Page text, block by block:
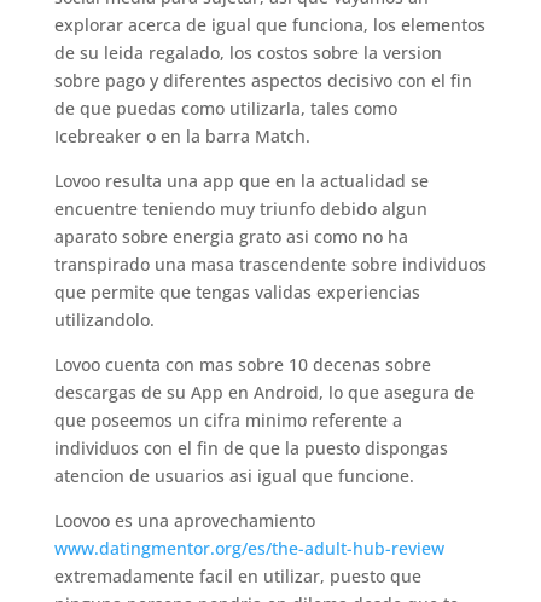
explorar acerca de igual que funciona, los elementos
de su leida regalado, los costos sobre la version
sobre pago y diferentes aspectos decisivo con el fin
de que puedas como utilizarla, tales como
Icebreaker o en la barra Match.
Lovoo resulta una app que en la actualidad se
encuentre teniendo muy triunfo debido algun
aparato sobre energia grato asi­ como no ha
transpirado una masa trascendente sobre individuos
que permite que tengas validas experiencias
utilizandolo.
Lovoo cuenta con mas sobre 10 decenas sobre
descargas de su App en Android, lo que asegura de
que poseemos un cifra minimo referente a
individuos con el fin de que la puesto dispongas
atencion de usuarios asi igual que funcione.
Loovoo es una aprovechamiento
www.datingmentor.org/es/the-adult-hub-review
extremadamente facil en utilizar, puesto que